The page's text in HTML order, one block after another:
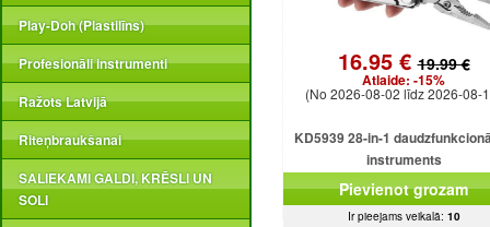
Play-Doh (Plastilīns)
Profesionāli instrumenti
Ražots Latvijā
Riteņbraukšanai
SALIEKAMI GALDI, KRĒSLI UN
SOLI
16.95 €19.99 €
Atlaide: -15%
(No 2026-08-02 līdz 2026-08-
KD5939 28-in-1
instruments
Pievienot grozam
Ir pieejams veikalā: 10